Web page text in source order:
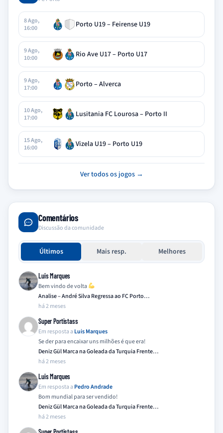
8 Ago,
16:00
Porto U19 – Feirense U19
9 Ago,
10:00
Rio Ave U17 – Porto U17
9 Ago,
17:00
Porto – Alverca
10 Ago,
17:00
Lusitania FC Lourosa – Porto II
15 Ago,
16:00
Vizela U19 – Porto U19
Ver todos os jogos →
Comentários
Discussão da comunidade
Últimos Mais resp. Melhores
Luis Marques
Bem vindo de volta
Analise – André Silva Regressa ao FC Porto…
há 2 meses
Super Portistass
Em resposta a Luis Marques
Se der para encaixar uns milhões é que era!
Deniz Gül Marca na Goleada da Turquia Frente…
há 2 meses
Luis Marques
Em resposta a Pedro Andrade
Bom mundial para ser vendido!
Deniz Gül Marca na Goleada da Turquia Frente…
há 2 meses